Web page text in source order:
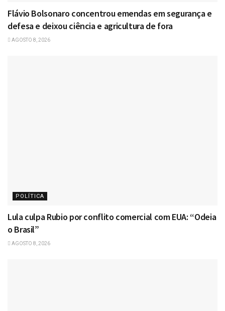
Flávio Bolsonaro concentrou emendas em segurança e
defesa e deixou ciência e agricultura de fora
AGOSTO 8, 2026
POLÍTICA
Lula culpa Rubio por conflito comercial com EUA: “Odeia
o Brasil”
AGOSTO 8, 2026